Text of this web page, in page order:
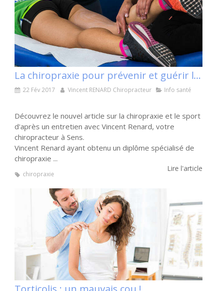
La chiropraxie pour prévenir et guérir les blessures des sportifs
22 Fév 2017 Vincent RENARD Chiropracteur Info santé
Découvrez le nouvel article sur la chiropraxie et le sport
d'après un entretien avec Vincent Renard, votre
chiropracteur à Sens.
Vincent Renard ayant obtenu un diplôme spécialisé de
chiropraxie ...
Lire l'article
chiropraxie